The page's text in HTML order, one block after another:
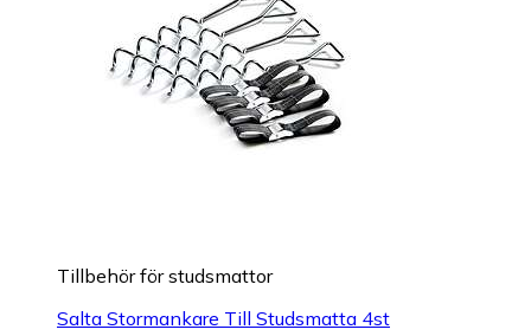
Tillbehör för studsmattor
Salta Stormankare Till Studsmatta 4st